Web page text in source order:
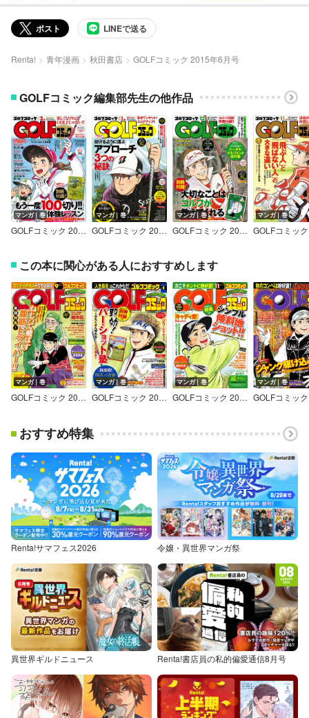
ポスト LINEで送る
Renta! 青年漫画 秋田書店 GOLFコミック 2015年6月号
GOLFコミック編集部先生の他作品
マンガ｜巻
GOLFコミック 2018年2月号
マンガ｜巻
GOLFコミック 2018年1月号
マンガ｜巻
GOLFコミック 2017年12月号
マンガ｜巻
この本に関心がある人におすすめします
マンガ｜巻
GOLFコミック 2014年9月号
マンガ｜巻
GOLFコミック 2016年4月号
マンガ｜巻
GOLFコミック 2014年11月号
マンガ｜巻
おすすめ特集
Renta!サマフェス2026 令嬢・異世界マンガ祭
異世界ギルドニュース Renta!書店員の私的偏愛通信8月号